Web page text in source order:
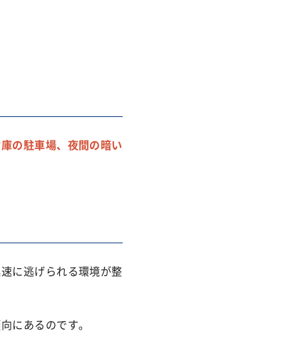
の駐車場、夜間の暗い
に逃げられる環境が整
にあるのです。